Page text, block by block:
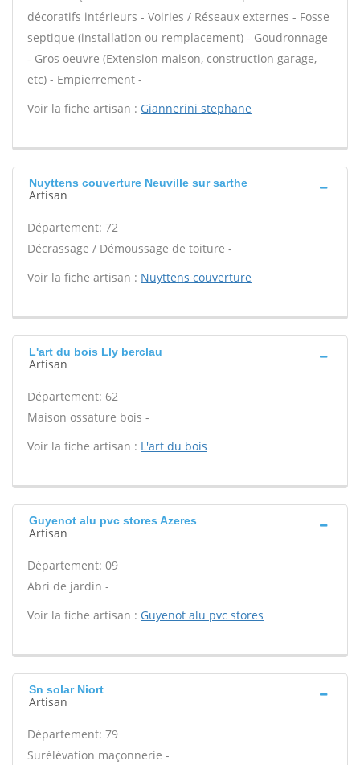
décoratifs intérieurs - Voiries / Réseaux externes - Fosse
septique (installation ou remplacement) - Goudronnage
- Gros oeuvre (Extension maison, construction garage,
etc) - Empierrement -
Voir la fiche artisan : Giannerini stephane
Nuyttens couverture Neuville sur sarthe
Artisan
Département: 72
Décrassage / Démoussage de toiture -
Voir la fiche artisan : Nuyttens couverture
L'art du bois Lly berclau
Artisan
Département: 62
Maison ossature bois -
Voir la fiche artisan : L'art du bois
Guyenot alu pvc stores Azeres
Artisan
Département: 09
Abri de jardin -
Voir la fiche artisan : Guyenot alu pvc stores
Sn solar Niort
Artisan
Département: 79
Surélévation maçonnerie -